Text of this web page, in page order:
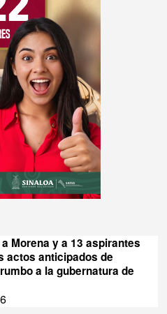
Morena y a 13 aspirantes
actos anticipados de
a la gubernatura de